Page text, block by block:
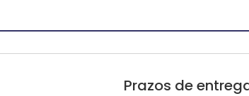
Prazos de